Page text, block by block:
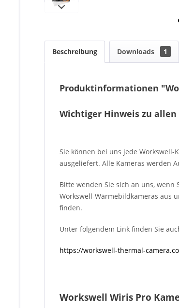
Beschreibung Downloads 1
Produktinformationen
Wichtiger Hinweis zu allen
Sie können bei uns jede
ausgeliefert. Alle Kameras werden
Bitte wenden Sie sich an uns,
Workswell-Wärmebildkameras aus
finden.
Unter folgendem Link finden Sie
https://workswell-thermal-
Workswell Wiris Pro